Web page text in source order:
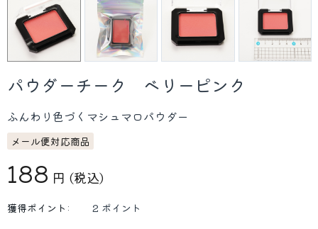
パウダーチーク ベリーピンク
ふんわり色づくマシュマロパウダー
メール便対応商品
188 円 (税込)
獲得ポイント: 2 ポイント